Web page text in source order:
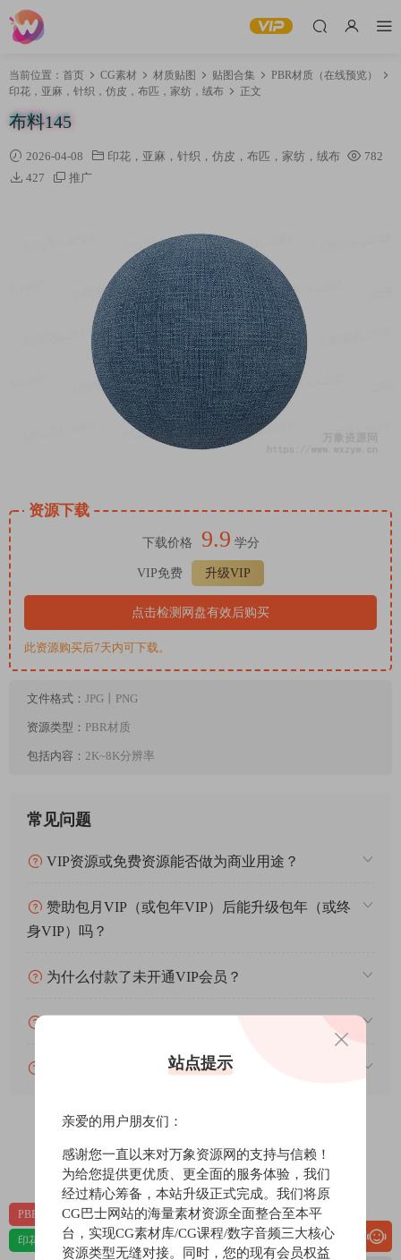
当前位置： 首页 CG素材 材质贴图 贴图合集
PBR材质（在线预览）
印花，亚麻，针织，仿皮，布匹，家纺，绒布
正文
布料145
2026-04-08 印花，亚麻，针织，仿皮，布匹，家纺，绒布
782
427
推广
资源下载
下载价格 9.9 学分
VIP免费 升级VIP
点击检测网盘有效后购买
此资源购买后7天内可下载。
文件格式： JPG丨PNG
资源类型： PBR材质
包括内容： 2K~8K分辨率
常见问题
VIP资源或免费资源能否做为商业用途？
赞助包月VIP（或包年VIP）后能升级包年（或终
身VIP）吗？
为什么付款了未开通VIP会员？
VIP会员剩余时间查询？
0 0
PBR-布料 PBR材质（在线预览）
印花，亚麻，针织，仿皮，布匹，家纺，绒布 材质贴图
站点提示
亲爱的用户朋友们：
感谢您一直以来对万象资源网的支持与信赖！
为给您提供更优质、更全面的服务体验，我们
经过精心筹备，本站升级正式完成。我们将原
CG巴士网站的海量素材资源全面整合至本平
台，实现CG素材库/CG课程/数字音频三大核心
资源类型无缝对接。同时，您的现有会员权益